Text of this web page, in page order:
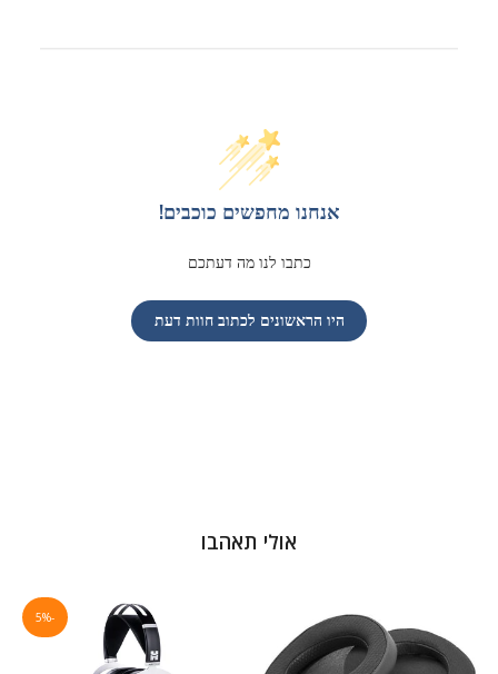
אנחנו מחפשים כוכבים!
כתבו לנו מה דעתכם
היו הראשונים לכתוב חוות דעת
אולי תאהבו
-5%